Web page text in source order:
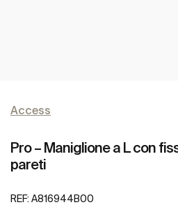
Access
Pro – Maniglione a L con
pareti
REF: A816944B00